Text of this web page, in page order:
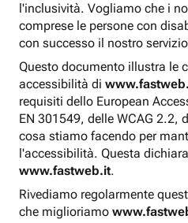
l'inclusività. Vogliamo che i
comprese le persone con
con successo il nostro
Questo documento illustra le
accessibilità di
requisiti dello European
EN 301549, delle WCAG 2.2,
cosa stiamo facendo per
l'accessibilità. Questa
www.fastweb.it.
Rivediamo regolarmente
che miglioriamo